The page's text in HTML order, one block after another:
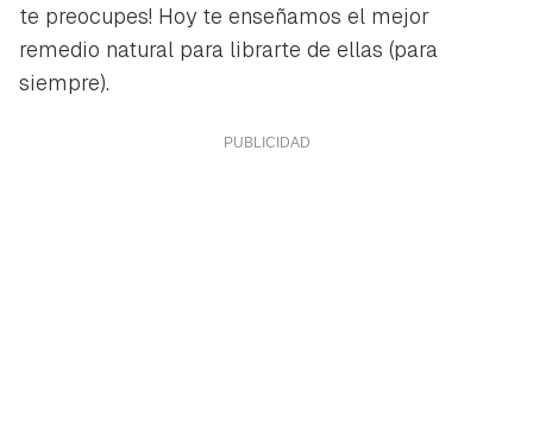
te preocupes! Hoy te enseñamos el mejor
remedio natural para librarte de ellas (para
siempre).